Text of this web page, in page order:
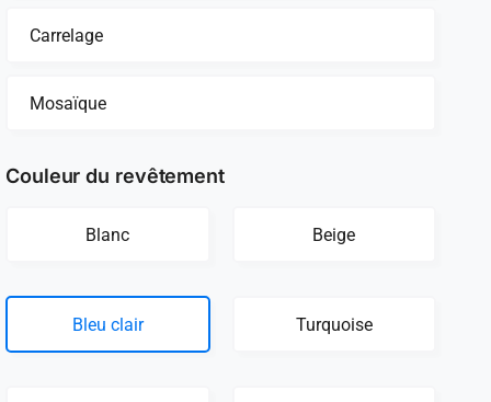
Carrelage
Mosaïque
Couleur du revêtement
Blanc Beige
Bleu clair Turquoise